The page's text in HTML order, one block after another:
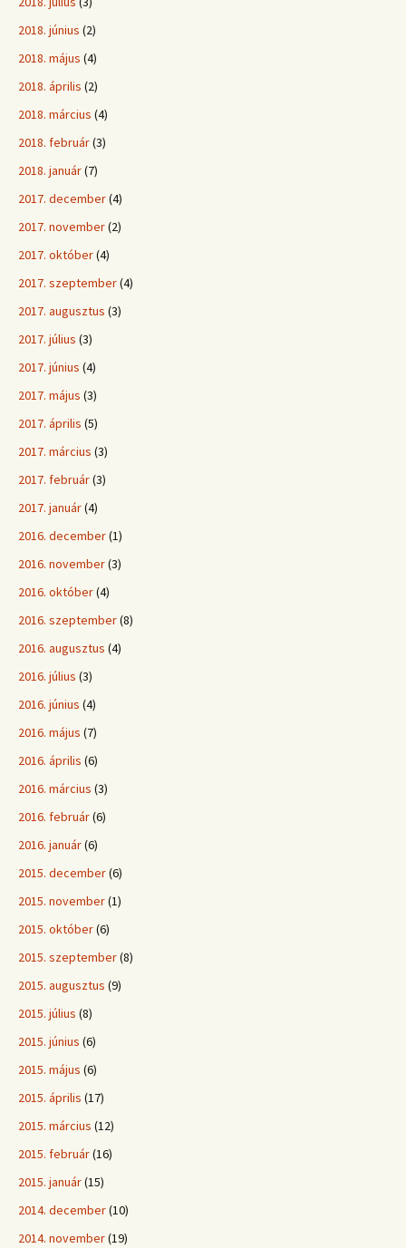
2018. június (2)
2018. május (4)
2018. április (2)
2018. március (4)
2018. február(3)
2018. január(7)
2017. december(4)
2017. november(2)
2017. október(4)
2017. szeptember(4)
2017. augusztus (3)
2017. július (3)
2017. június (4)
2017. május (3)
2017. április (5)
2017. március (3)
2017. február(3)
2017. január(4)
2016. december(1)
2016. november(3)
2016. október(4)
2016. szeptember(8)
2016. augusztus (4)
2016. július (3)
2016. június (4)
2016. május (7)
2016. április (6)
2016. március (3)
2016. február(6)
2016. január(6)
2015. december(6)
2015. november(1)
2015. október(6)
2015. szeptember(8)
2015. augusztus (9)
2015. július (8)
2015. június (6)
2015. május (6)
2015. április (17)
2015. március (12)
2015. február(16)
2015. január(15)
2014. december(10)
2014. november(19)